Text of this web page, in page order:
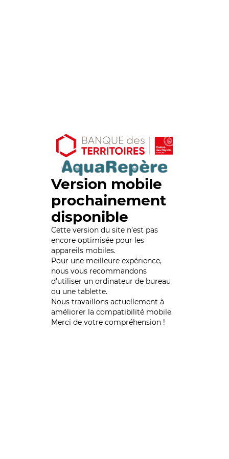
Version mobile
prochainement
disponible
Cette version du site n’est pas
encore optimisée pour les
appareils mobiles.
Pour une meilleure expérience,
nous vous recommandons
d'utiliser un ordinateur de bureau
ou une tablette.
Nous travaillons actuellement à
améliorer la compatibilité mobile.
Merci de votre compréhension !